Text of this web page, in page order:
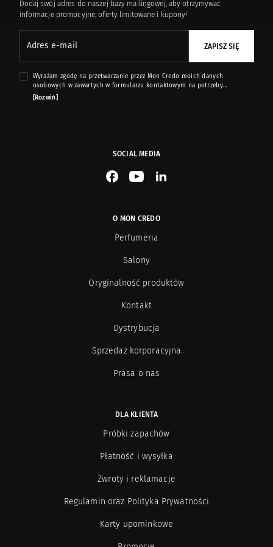
Dodaj swój adres do naszej bazy mailingowej, aby otrzymywać
informacje promocyjne, oferty limitowane i kupony!
Adres e-mail ZAPISZ SIĘ
Wyrażam zgodę na przetwarzanie przez Mon Credo moich danych
osobowych w zawartych w formularzu kontaktowym na potrzeby
przesyłania mi informacji marketingowych dotyczących produktów i usług
[Rozwiń]
SOCIAL MEDIA
See our Facebook
See our YouTube channel
See our LinkedIn
O MON CREDO
Perfumeria
Salony
Oryginalność produktów
Kontakt
Dystrybucja
Sprzedaż korporacyjna
Prasa o nas
DLA KLIENTA
Próbki zapachów
Płatność i wysyłka
Zwroty i reklamacje
Regulamin oraz Polityka Prywatności
Karty upominkowe